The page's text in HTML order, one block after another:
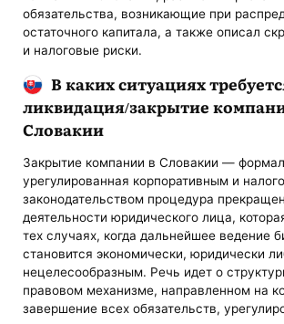
обязательства, возникающие при
остаточного капитала, а также описал
и налоговые риски.
В каких ситуациях
ликвидация/закрытие
Словакии
Закрытие компании в Словакии —
урегулированная корпоративным и
законодательством процедура
деятельности юридического лица,
тех случаях, когда дальнейшее ведение
становится экономически, юридически
нецелесообразным. Речь идет о
правовом механизме, направленном на
завершение всех обязательств,